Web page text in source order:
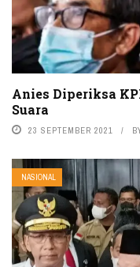
Anies Diperiksa
Suara
23 SEPTEMBER 2021
NASIONAL